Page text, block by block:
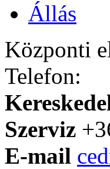
Állás
Központi
Telefon:
Szerviz
E-mail